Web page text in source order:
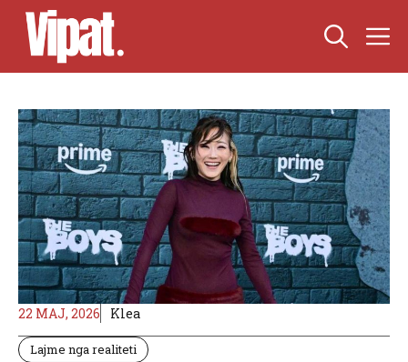
Skip
content
22 MAJ, 2026 Klea
Lajme nga realiteti